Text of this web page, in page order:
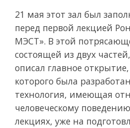
21 мая этот зал был
перед первой лекцией
МЭСТ». В этой
состоящей из двух
описал главное
которого была
технология, имеющая
человеческому
лекциях, уже на